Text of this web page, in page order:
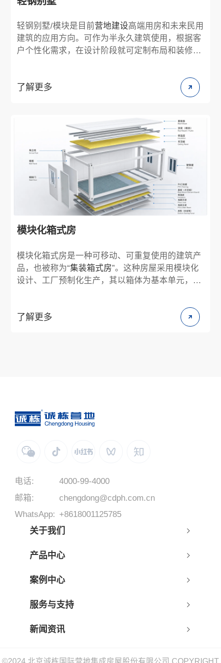
轻钢别墅/模块是目前营地建设高端用房和未来民用
建筑的应用方向。可作为半永久建筑使用，根据客
户个性化需求，在设计阶段就可定制布局和装修风
选择建筑材料。相对于传统的别墅，其大大减少了
建造周期，大幅降低了对施工现场的环境污染。
了解更多
模块化箱式房
模块化箱式房是一种可移动、可重复使用的建筑产
品，也被称为“集装箱式房”。这种房屋采用模块化
设计、工厂预制化生产，其以箱体为基本单元，可
成宽敞的使用空间，竖直方向较高可以叠3层。箱
体单元结构是采用特殊型钢焊接而成的标准构件，
箱与箱之间通过螺栓连接，其结构稳固，安装方便
了解更多
电话:
4000-99-4000
邮箱:
chengdong@cdph.com.cn
WhatsApp: +8618001125785
关于我们
产品中心
案例中心
服务与支持
新闻资讯